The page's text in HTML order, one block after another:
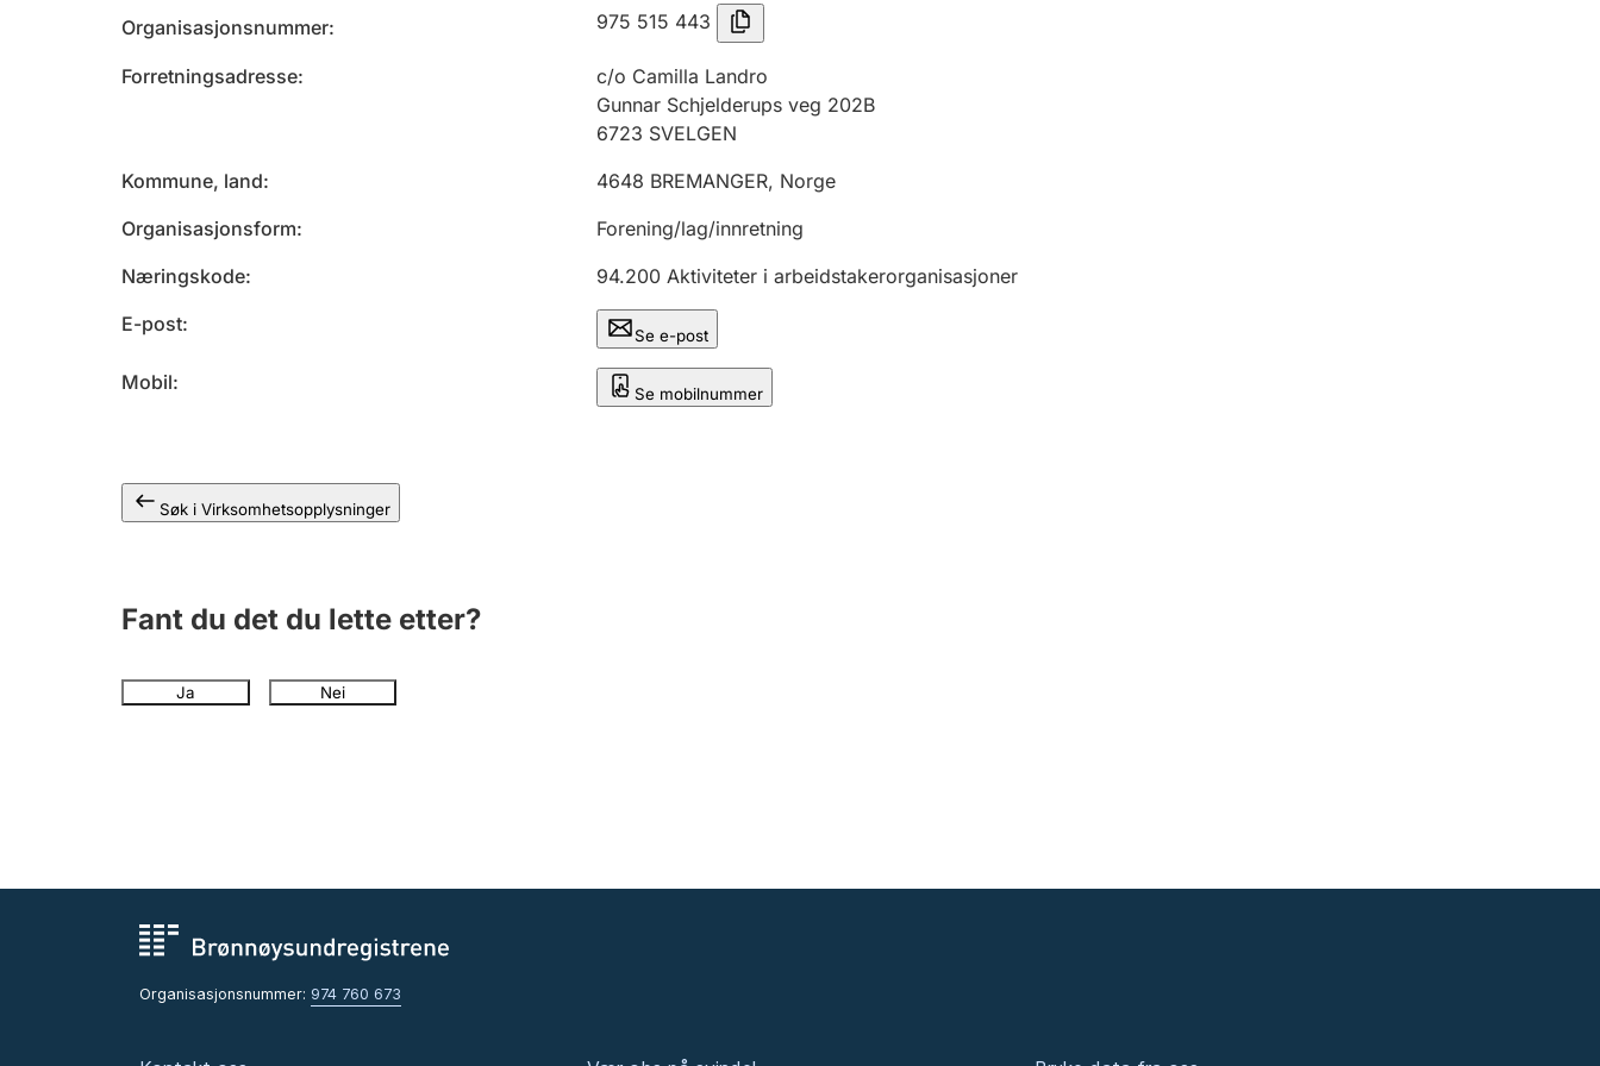
Organisasjonsnummer 975 515 443
Forretningsadresse
c/o Camilla Landro
Gunnar Schjelderups veg 202B
6723 SVELGEN
Kommune, land
4648 BREMANGER, Norge
Organisasjonsform
Forening/lag/innretning
Næringskode
94.200 Aktiviteter i arbeidstakerorganisasjoner
E-post
Se e-post
Mobil Se mobilnummer
Søk i Virksomhetsopplysninger
Fant du det du lette etter?
Ja Nei
Organisasjonsnummer: 974 760 673